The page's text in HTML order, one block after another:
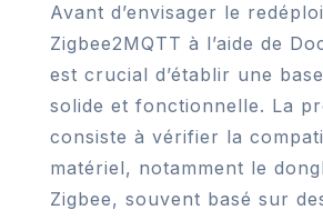
Avant d’envisager le
Zigbee2MQTT à l’aide de
est crucial d’établir une
solide et fonctionnelle. La
consiste à vérifier la
matériel, notamment le
Zigbee, souvent basé sur